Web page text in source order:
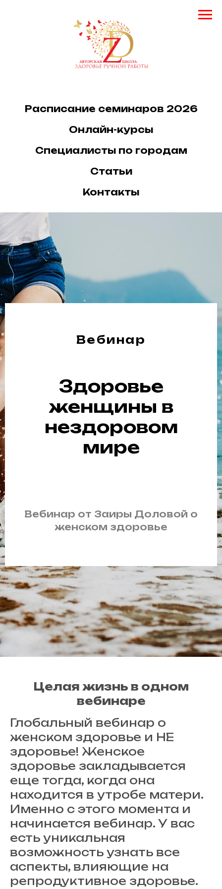
Расписание семинаров 2026
Онлайн-курсы
Специалисты по городам
Статьи
Контакты
Вебинар
Здоровье
женщины в
нездоровом
мире
Вебинар от Заиры Доловой о
женском здоровье
Целая жизнь в одном
вебинаре
Глобальный вебинар о
женском здоровье и НЕ
здоровье! Женское
здоровье закладывается
еще тогда, когда она
находится в утробе матери.
Именно с этого момента и
начинается вебинар. У вас
есть уникальная
возможность узнать все
аспекты, влияющие на
репродуктивное здоровье.